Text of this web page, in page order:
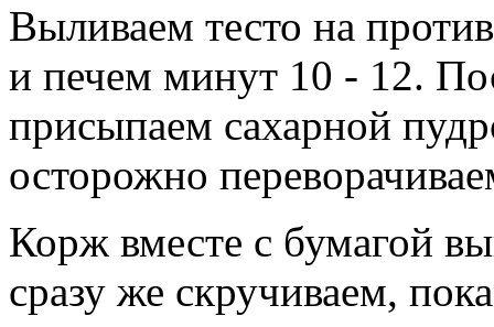
Выливаем тесто на
и печем минут 10 - 12.
присыпаем сахарной
осторожно
Корж вместе с бумагой
сразу же скручиваем,